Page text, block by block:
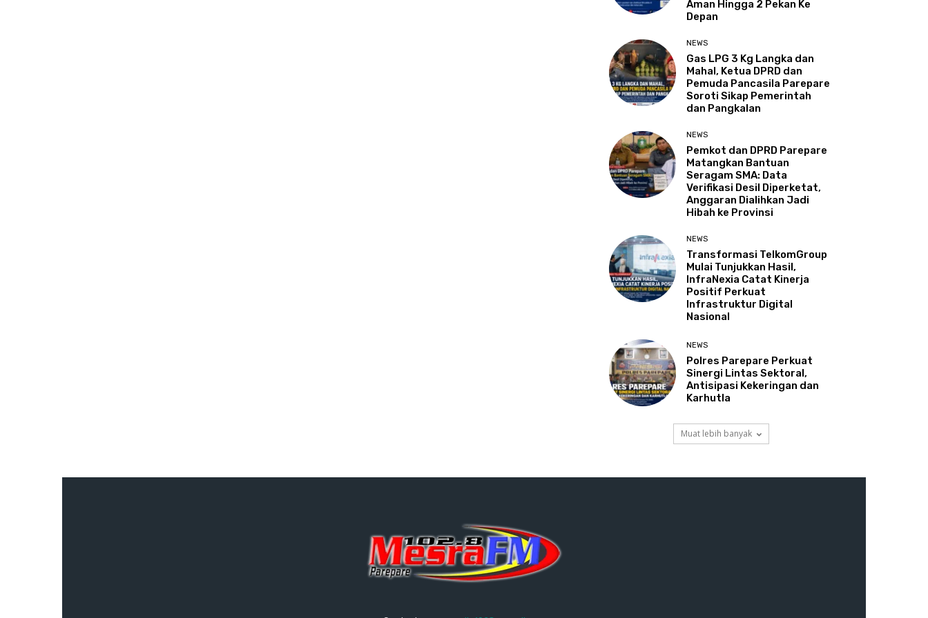
Aman Hingga 2 Pekan Ke
Depan
NEWS
Gas LPG 3 Kg Langka dan
Mahal, Ketua DPRD dan
Pemuda Pancasila Parepare
Soroti Sikap Pemerintah
dan Pangkalan
NEWS
Pemkot dan DPRD Parepare
Matangkan Bantuan
Seragam SMA: Data
Verifikasi Desil Diperketat,
Anggaran Dialihkan Jadi
Hibah ke Provinsi
NEWS
Transformasi TelkomGroup
Mulai Tunjukkan Hasil,
InfraNexia Catat Kinerja
Positif Perkuat
Infrastruktur Digital
Nasional
NEWS
Polres Parepare Perkuat
Sinergi Lintas Sektoral,
Antisipasi Kekeringan dan
Karhutla
Muat lebih banyak